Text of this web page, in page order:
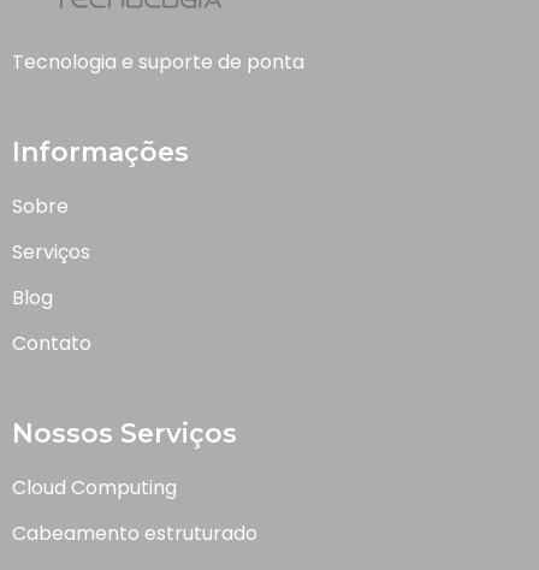
Tecnologia e suporte de ponta
Informações
Sobre
Serviços
Blog
Contato
Nossos Serviços
Cloud Computing
Cabeamento estruturado